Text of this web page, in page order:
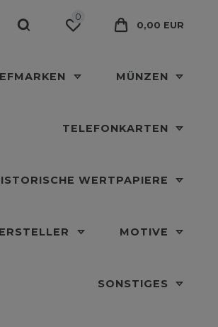
0
0,00 EUR
MÜNZEN
TELEFONKARTEN
WERTPAPIERE
MOTIVE
SONSTIGES